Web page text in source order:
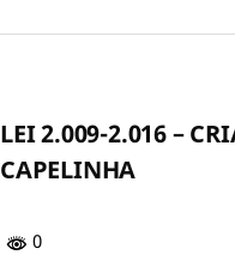
LEI 2.009-2.016 –
CAPELINHA
0